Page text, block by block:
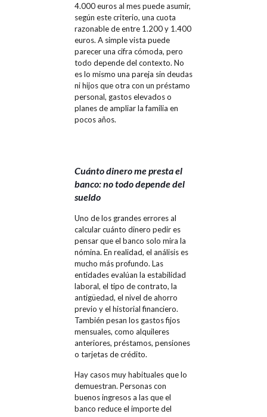
4.000 euros al mes puede asumir,
según este criterio, una cuota
razonable de entre 1.200 y 1.400
euros. A simple vista puede
parecer una cifra cómoda, pero
todo depende del contexto. No
es lo mismo una pareja sin deudas
ni hijos que otra con un préstamo
personal, gastos elevados o
planes de ampliar la familia en
pocos años.
Cuánto dinero me presta el
banco: no todo depende del
sueldo
Uno de los grandes errores al
calcular cuánto dinero pedir es
pensar que el banco solo mira la
nómina. En realidad, el análisis es
mucho más profundo. Las
entidades evalúan la estabilidad
laboral, el tipo de contrato, la
antigüedad, el nivel de ahorro
previo y el historial financiero.
También pesan los gastos fijos
mensuales, como alquileres
anteriores, préstamos, pensiones
o tarjetas de crédito.
Hay casos muy habituales que lo
demuestran. Personas con
buenos ingresos a las que el
banco reduce el importe del